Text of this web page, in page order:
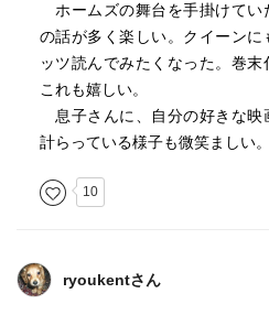
ホームズの舞台を手掛けてい
の話が多く楽しい。クイーンに
ッツ読んでみたくなった。巻末
これも嬉しい。
息子さんに、自分の好きな映
計らっている様子も微笑ましい。
10
ryoukentさん